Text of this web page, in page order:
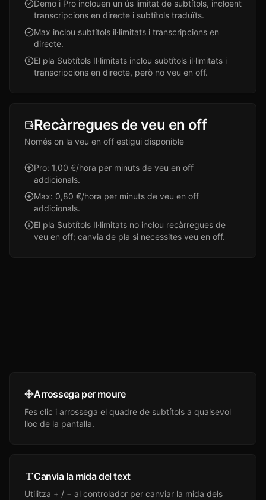
Demo i Pro inclouen un ús limitat de subtítols, incloent
transcripcions en directe i subtítols traduïts.
Max inclou subtítols il·limitats i transcripcions en
directe.
El pla Subtítols Il·limitats inclou subtítols il·limitats i
transcripcions en directe, però no veu en off.
Recàrregues de veu en off
Només on la veu en off estigui disponible
Pro: 1,00 €/hora per minuts de veu en off
addicionals.
Max: 0,80 €/hora per minuts de veu en off
addicionals.
El pla Subtítols Il·limitats no inclou recàrregues de
veu en off; canvia de pla si necessites veu en off.
Arrossega per moure
Fes clic i arrossega el quadre de subtítols a qualsevol
lloc de la pantalla.
Canvia la mida del text
Utilitza + / − al controlador per canviar la mida dels